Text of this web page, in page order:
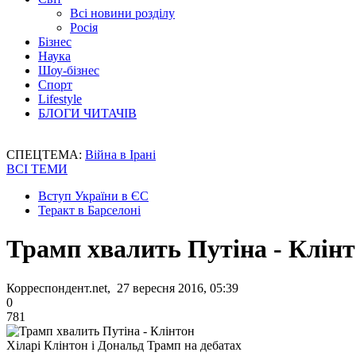
Всі новини розділу
Росія
Бізнес
Наука
Шоу-бізнес
Спорт
Lifestyle
БЛОГИ ЧИТАЧІВ
СПЕЦТЕМА: Війна в Ірані
ВСІ ТЕМИ
Вступ України в ЄС
Теракт в Барселоні
Трамп хвалить Путіна -
Корреспондент.net, 27 вересня 2016, 05:39
0
781
Хіларі Клінтон і Дональд Трамп на дебатах